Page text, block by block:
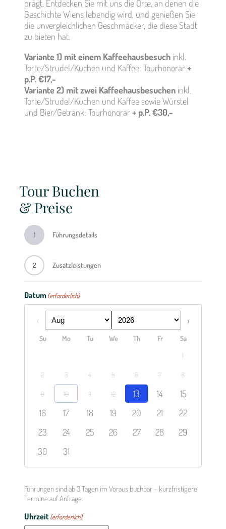
prägt. Entdecken Sie mit uns die Orte, an denen die
Geschichte Wiens lebendig wird, und genießen Sie
die unvergleichlichen Geschmäcker, die diese Stadt
zu bieten hat.
Variante 1) miteinem Kaffeehausbesuch inkl.
Torte/Strudel/Kuchen und Kaffee: Tourhonorar+
p.P. €17,-
Variante 2) mit zwei Kaffeehausbesuchen inkl.
Torte/Strudel/Kuchen und Kaffee sowie Würstel
und Bier/Getränk: Tourhonorar+ p.P. €30,-
Tour Buchen
& Preise
1 Führungsdetails
2 Zusatzleistungen
Datum(erforderlich)
Prev Next
Su Mo Tu We Th Fr
Sa
1
2 3 4 5 6 7 8
9 10 11 12 13 14
15
16
17 18 19 20 21
22
23
24 25 26 27 28
29
30
31
Führungen sind ab 3 Tagen im Voraus buchbar – kurzfristigere
Termine auf Anfrage.
Uhrzeit(erforderlich)